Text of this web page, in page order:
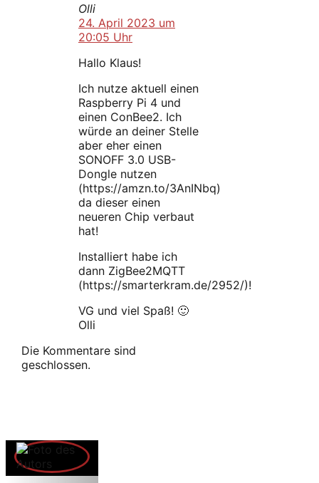
Olli
24. April 2023 um
20:05 Uhr
Hallo Klaus!
Ich nutze aktuell einen
Raspberry Pi 4 und
einen ConBee2. Ich
würde an deiner Stelle
aber eher einen
SONOFF 3.0 USB-
Dongle nutzen
(https://amzn.to/3AnINbq)
da dieser einen
neueren Chip verbaut
hat!
Installiert habe ich
dann ZigBee2MQTT
(https://smarterkram.de/2952/)!
VG und viel Spaß! 🙂
Olli
Die Kommentare sind
geschlossen.